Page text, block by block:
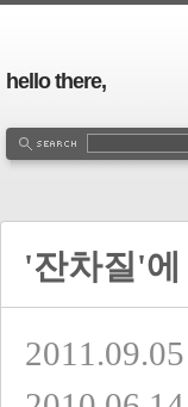
hello there,
'잔차질'에
2011.09.05